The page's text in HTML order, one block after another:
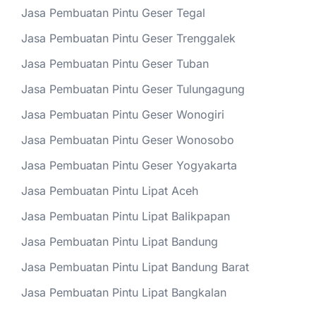
Jasa Pembuatan Pintu Geser Tegal
Jasa Pembuatan Pintu Geser Trenggalek
Jasa Pembuatan Pintu Geser Tuban
Jasa Pembuatan Pintu Geser Tulungagung
Jasa Pembuatan Pintu Geser Wonogiri
Jasa Pembuatan Pintu Geser Wonosobo
Jasa Pembuatan Pintu Geser Yogyakarta
Jasa Pembuatan Pintu Lipat Aceh
Jasa Pembuatan Pintu Lipat Balikpapan
Jasa Pembuatan Pintu Lipat Bandung
Jasa Pembuatan Pintu Lipat Bandung Barat
Jasa Pembuatan Pintu Lipat Bangkalan